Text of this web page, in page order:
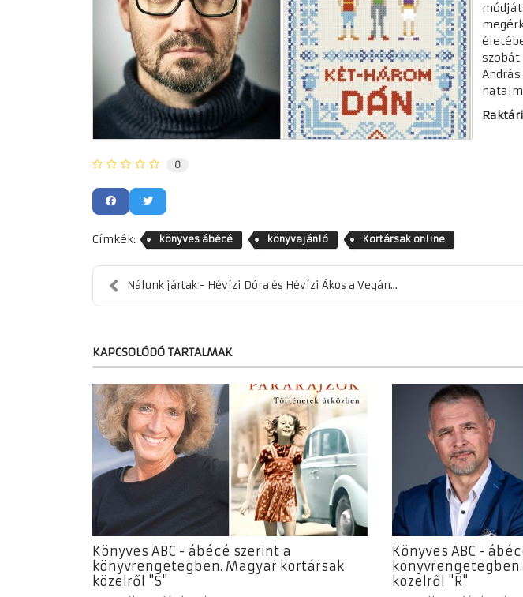
0
Címkék: könyves ábécé könyvajánló Kortársak online
Nálunk jártak - Hévízi Dóra és Hévízi Ákos a Vegán...
KAPCSOLÓDÓ TARTALMAK
Könyves ABC - ábécé szerint a
könyvrengetegben. Magyar kortársak
közelről "S"
Könyves ABC -
közelről "R"